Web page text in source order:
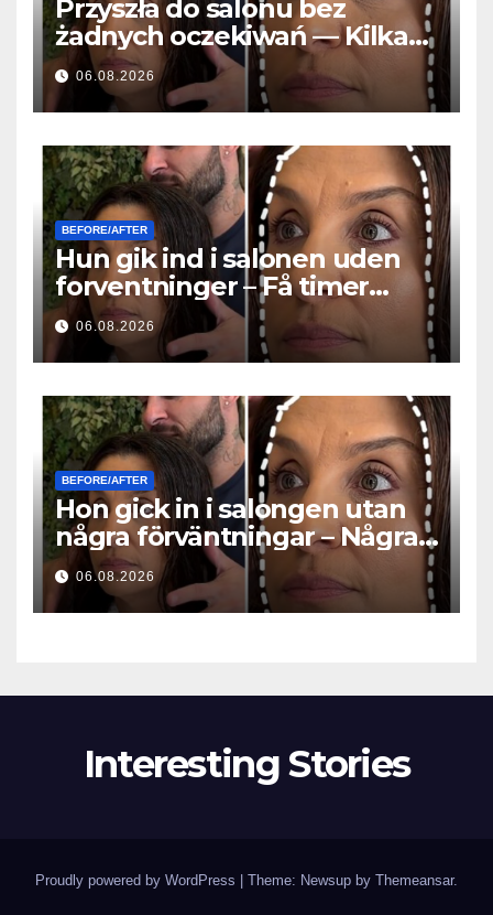
Przyszła do salonu bez
żadnych oczekiwań — Kilka
godzin później wszyscy
zadawali to samo pytanie
06.08.2026
BEFORE/AFTER
Hun gik ind i salonen uden
forventninger – Få timer
senere stillede alle det
samme spørgsmål
06.08.2026
BEFORE/AFTER
Hon gick in i salongen utan
några förväntningar – Några
timmar senare ställde alla
samma fråga
06.08.2026
Interesting Stories
Proudly powered by WordPress | Theme: Newsup by Themeansar.